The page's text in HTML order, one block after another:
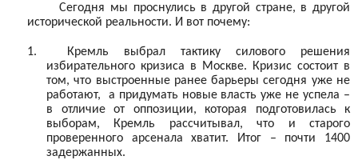
Сегодня мы проснулись в другой стране, в другой
исторической реальности. И вот почему:
1.
Кремль выбрал тактику силового решения
избирательного кризиса в Москве. Кризис состоит в
том, что выстроенные ранее барьеры сегодня уже не
работают,
а придумать новые власть уже не успела –
в отличие от оппозиции, которая подготовилась к
выборам, Кремль рассчитывал, что и старого
проверенного арсенала хватит. Итог – почти 1400
задержанных.